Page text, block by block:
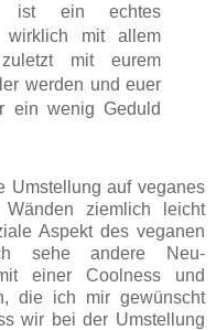
ist ein echtes
wirklich mit allem
mit eurem
werden und euer
ein wenig Geduld
Umstellung auf veganes
ziemlich leicht
Aspekt des veganen
sehe andere Neu-
einer Coolness und
die ich mir gewünscht
wir bei der Umstellung